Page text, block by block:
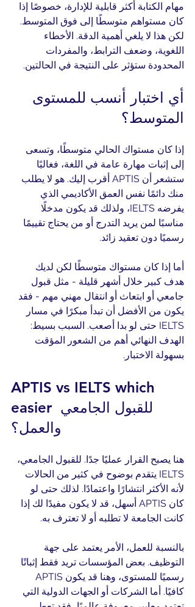
مهام الكتابة أكثر قابلية للإدارة، خصوصًا إذا
كان مستواهم متوسطًا إلى فوق المتوسط.
لكن هذا لا يلغي أهمية الدقة. الأخطاء
اللغوية، وضعف الترابط، والمفردات
المحدودة ستؤثر على النتيجة في الحالتين.
أي اختبار أنسب للمستوى
المتوسط؟
إذا كان مستواك الحالي متوسطًا، وتسعى
إلى إثبات مهارة عامة في اللغة، فغالبًا
ستشعر أن APTIS أقرب إليك. هو لا يطلب
منك دائمًا نفس العمق الأكاديمي الذي
يفرضه IELTS، ولذلك قد يكون مدخلًا
مناسبًا لمن يريد التدرج أو من يحتاج تقييمًا
رسميًا دون تعقيد زائد.
أما إذا كان مستواك متوسطًا لكن لديك
هدف كبير خلال أشهر قليلة - مثل قبول
جامعي أو ابتعاث أو انتقال مهني مهم - فقد
يكون من الأفضل أن تبدأ مبكرًا في مسار
IELTS حتى لو بدا أصعب. السبب بسيط:
الهدف النهائي أهم من الشعور المؤقت
بسهولة الاختبار.
APTIS vs IELTS which
easier للقبول الجامعي
والعمل؟
هنا يصبح القرار عمليًا جدًا. للقبول الجامعي،
IELTS يتقدم بوضوح في كثير من الحالات
لأنه الأكثر انتشارًا واعتمادًا. لذلك حتى لو
كان APTIS أسهل، قد لا يكون مفيدًا لك إذا
كانت الجامعة لا تطلبه أو لا تعترف به.
بالنسبة للعمل، الأمر يعتمد على جهة
التوظيف. بعض المؤسسات تريد فقط إثباتًا
كافيًا. أما الشركات أو الجهات الدولية التي